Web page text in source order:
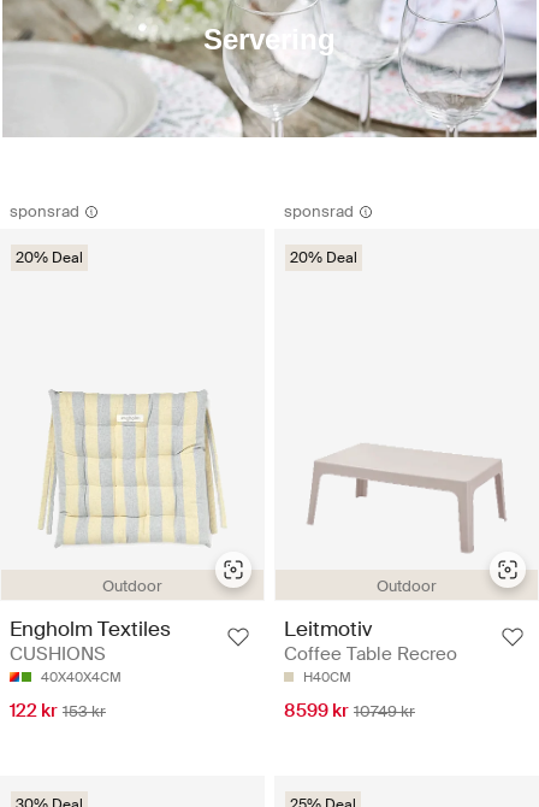
sponsrad
Outdoor
20% Deal
Engholm Textiles
CUSHIONS
40X40X4CM
122 kr 153 kr
sponsrad
Outdoor
20% Deal
Leitmotiv
Coffee Table Recreo
H40CM
8599 kr 10749 kr
Servering